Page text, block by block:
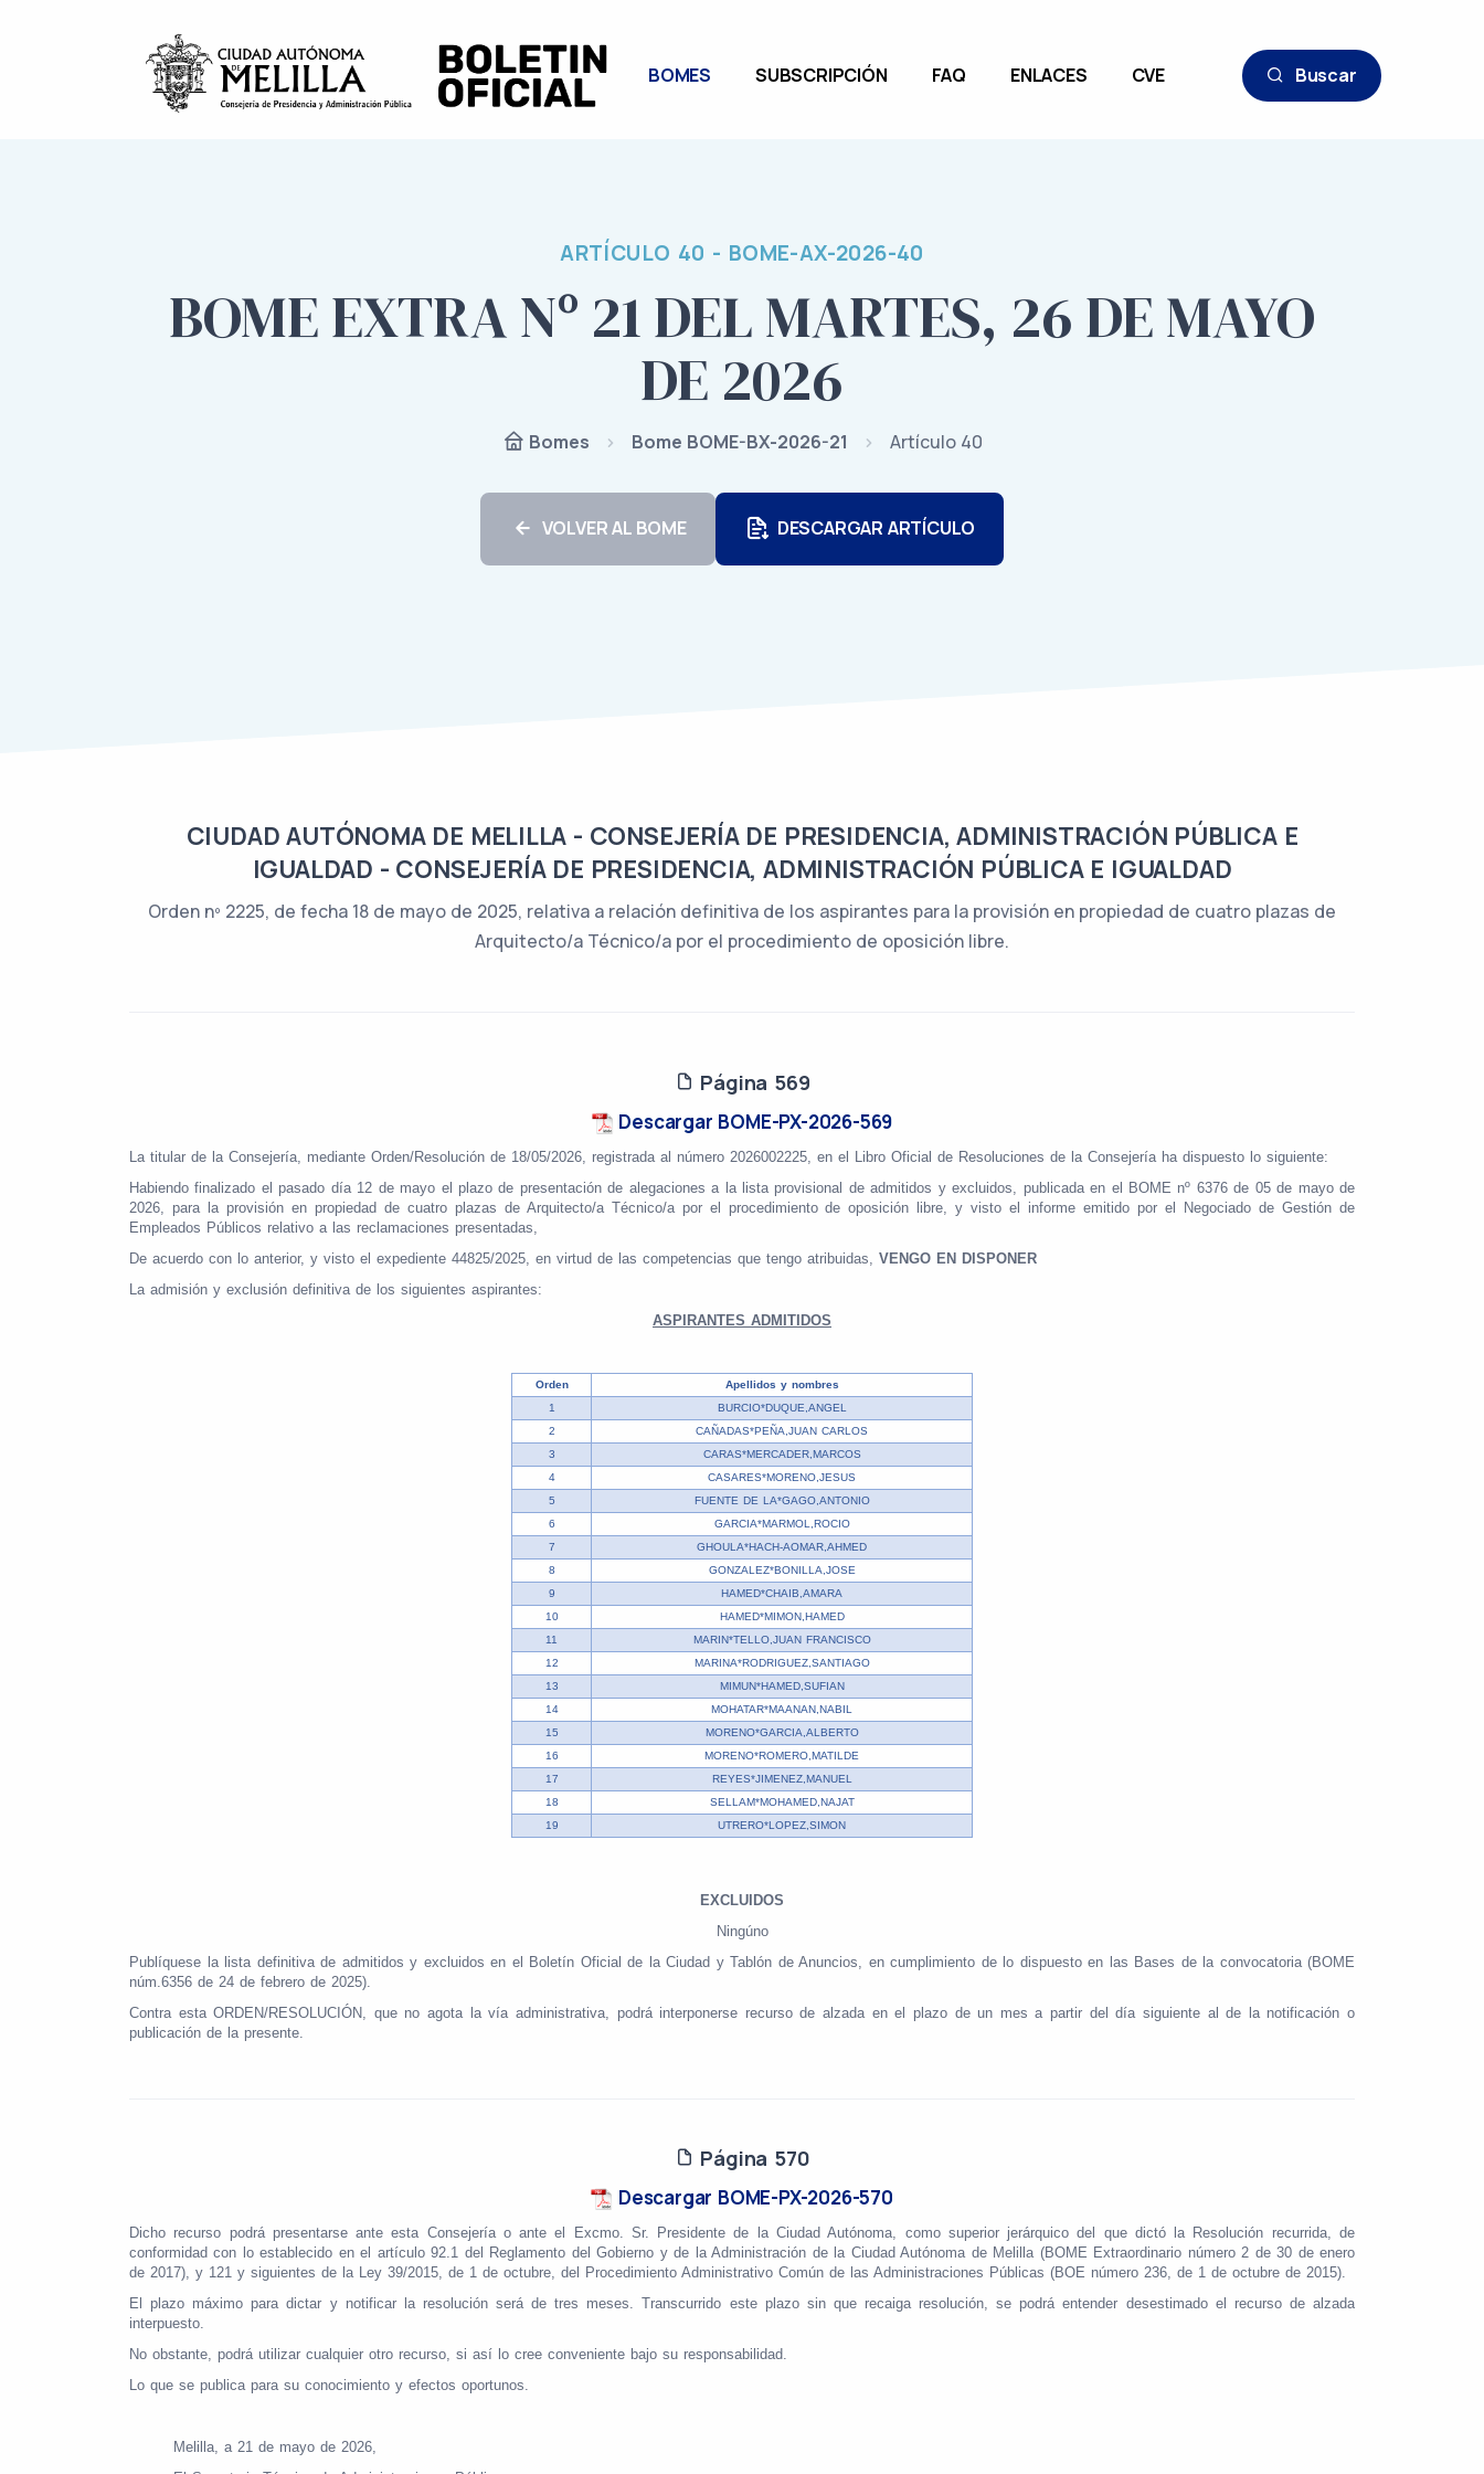
BOMES SUBSCRIPCIÓN FAQ ENLACES CVE Buscar
ARTÍCULO 40 - BOME-AX-2026-40
BOME EXTRA Nº 21 DEL MARTES, 26 DE MAYO
DE 2026
Bomes Bome BOME-BX-2026-21 Artículo 40
VOLVER AL BOME DESCARGAR ARTÍCULO
CIUDAD AUTÓNOMA DE MELILLA - CONSEJERÍA DE PRESIDENCIA, ADMINISTRACIÓN PÚBLICA E
IGUALDAD - CONSEJERÍA DE PRESIDENCIA, ADMINISTRACIÓN PÚBLICA E IGUALDAD
Orden nº 2225, de fecha 18 de mayo de 2025, relativa a relación definitiva de los aspirantes para la provisión en propiedad de cuatro plazas de
Arquitecto/a Técnico/a por el procedimiento de oposición libre.
Página 569
Descargar BOME-PX-2026-569
La titular de la Consejería, mediante Orden/Resolución de 18/05/2026, registrada al número 2026002225, en el Libro Oficial de Resoluciones de la Consejería ha dispuesto lo siguiente:
Habiendo finalizado el pasado día 12 de mayo el plazo de presentación de alegaciones a la lista provisional de admitidos y excluidos, publicada en el BOME nº 6376 de 05 de mayo de
2026, para la provisión en propiedad de cuatro plazas de Arquitecto/a Técnico/a por el procedimiento de oposición libre, y visto el informe emitido por el Negociado de Gestión de
Empleados Públicos relativo a las reclamaciones presentadas,
De acuerdo con lo anterior, y visto el expediente 44825/2025, en virtud de las competencias que tengo atribuidas, VENGO EN DISPONER
La admisión y exclusión definitiva de los siguientes aspirantes:
ASPIRANTES ADMITIDOS
Orden
Apellidos y nombres
1
BURCIO*DUQUE,ANGEL
2
CAÑADAS*PEÑA,JUAN CARLOS
3
CARAS*MERCADER,MARCOS
4
CASARES*MORENO,JESUS
5
FUENTE DE LA*GAGO,ANTONIO
6
GARCIA*MARMOL,ROCIO
7
GHOULA*HACH-AOMAR,AHMED
8
GONZALEZ*BONILLA,JOSE
9
HAMED*CHAIB,AMARA
10
HAMED*MIMON,HAMED
11
MARIN*TELLO,JUAN FRANCISCO
12
MARINA*RODRIGUEZ,SANTIAGO
13
MIMUN*HAMED,SUFIAN
14
MOHATAR*MAANAN,NABIL
15
MORENO*GARCIA,ALBERTO
16
MORENO*ROMERO,MATILDE
17
REYES*JIMENEZ,MANUEL
18
SELLAM*MOHAMED,NAJAT
19
UTRERO*LOPEZ,SIMON
EXCLUIDOS
Ningúno
Publíquese la lista definitiva de admitidos y excluidos en el Boletín Oficial de la Ciudad y Tablón de Anuncios, en cumplimiento de lo dispuesto en las Bases de la convocatoria (BOME
núm.6356 de 24 de febrero de 2025).
Contra esta ORDEN/RESOLUCIÓN, que no agota la vía administrativa, podrá interponerse recurso de alzada en el plazo de un mes a partir del día siguiente al de la notificación o
publicación de la presente.
Página 570
Descargar BOME-PX-2026-570
Dicho recurso podrá presentarse ante esta Consejería o ante el Excmo. Sr. Presidente de la Ciudad Autónoma, como superior jerárquico del que dictó la Resolución recurrida, de
conformidad con lo establecido en el artículo 92.1 del Reglamento del Gobierno y de la Administración de la Ciudad Autónoma de Melilla (BOME Extraordinario número 2 de 30 de enero
de 2017), y 121 y siguientes de la Ley 39/2015, de 1 de octubre, del Procedimiento Administrativo Común de las Administraciones Públicas (BOE número 236, de 1 de octubre de 2015).
El plazo máximo para dictar y notificar la resolución será de tres meses. Transcurrido este plazo sin que recaiga resolución, se podrá entender desestimado el recurso de alzada
interpuesto.
No obstante, podrá utilizar cualquier otro recurso, si así lo cree conveniente bajo su responsabilidad.
Lo que se publica para su conocimiento y efectos oportunos.
Melilla, a 21 de mayo de 2026,